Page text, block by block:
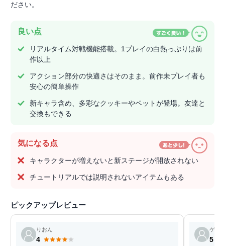
ださい。
良い点
リアルタイム対戦機能搭載。1プレイの白熱っぷりは前
作以上
アクション部分の快適さはそのまま。前作未プレイ者も
安心の簡単操作
新キャラ含め、多彩なクッキーやペットが登場。友達と
交換もできる
気になる点
キャラクターが増えないと新ステージが開放されない
チュートリアルでは説明されないアイテムもある
ピックアップレビュー
りおん
4
ゲス
5